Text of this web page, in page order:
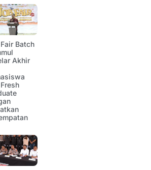
Batch
Akhir